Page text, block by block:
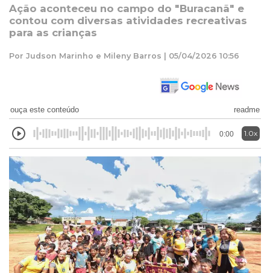
Ação aconteceu no campo do "Buracanã" e
contou com diversas atividades recreativas
para as crianças
Por Judson Marinho e Mileny Barros | 05/04/2026 10:56
ouça este conteúdo readme
0:00 1.0x